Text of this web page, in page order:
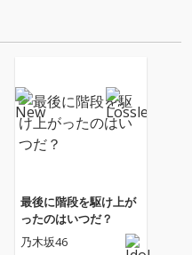
カップリング曲を収録…
最後に階段を駆け上が
ったのはいつだ？
乃木坂46